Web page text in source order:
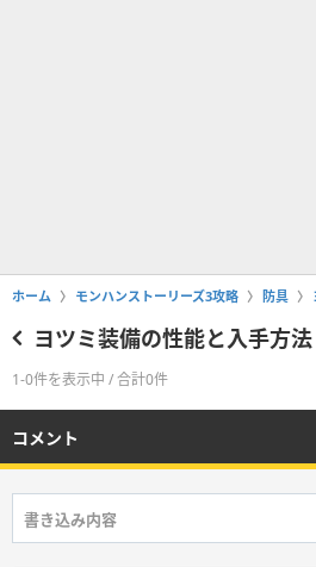
ホーム モンハンストーリーズ3攻略 防具
ヨツミ装備の性能と入手方法
1-0件を表示中 / 合計0件
コメント